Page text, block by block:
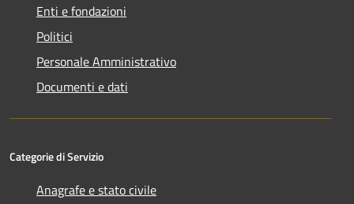
Enti e fondazioni
Politici
Personale Amministrativo
Documenti e dati
Categorie di Servizio
Anagrafe e stato civile